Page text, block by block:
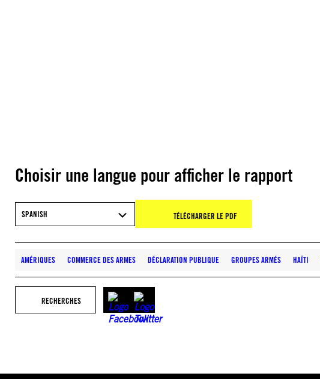
Choisir une langue pour afficher le rapport
SPANISH TÉLÉCHARGER LE PDF
AMÉRIQUES COMMERCE DES ARMES DÉCLARATION PUBLIQUE GROUPES ARMÉS HAÏTI
RECHERCHES